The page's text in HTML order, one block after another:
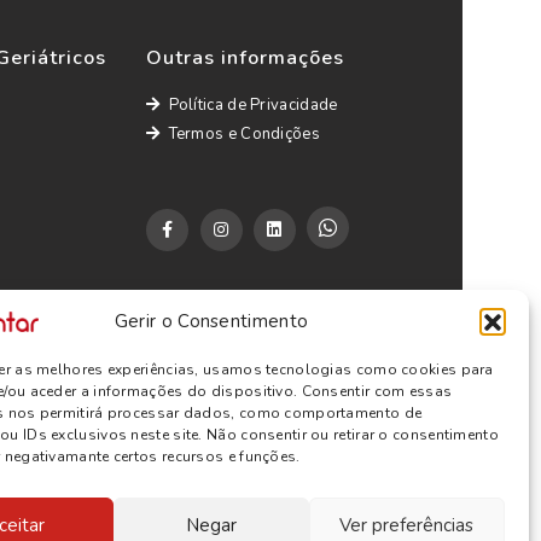
Gerir o Consentimento
as melhores experiências, usamos tecnologias como cookies para
ou aceder a informações do dispositivo. Consentir com essas
nos permitirá processar dados, como comportamento de
IDs exclusivos neste site. Não consentir ou retirar o consentimento
certos recursos e funções.
Negar Ver preferências
Outras informações
Política de Privacidade
Termos e Condições